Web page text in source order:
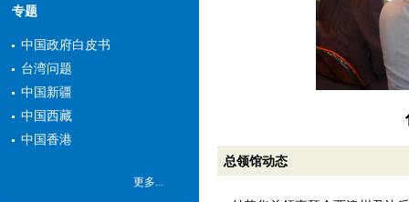
专题
中国政府白皮书
台湾问题
中国新疆
中国西藏
中国香港
更多...
总领馆动态